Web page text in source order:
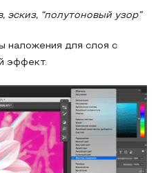
эскиз, “полутоновый узор”
наложения для слоя с
эффект.